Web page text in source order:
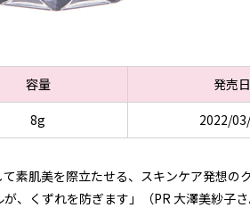
容量
発売日
8g
2022/
素肌美を際立たせる、スキンケア発想の
、くずれを防ぎます」（PR 大澤美紗子さ